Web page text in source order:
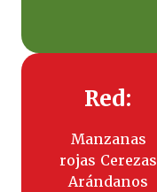
Red:
Manzanas
rojas Cerezas
Arándanos